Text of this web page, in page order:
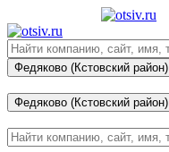
Федяково (Кстовский район)
Федяково (Кстовский район)